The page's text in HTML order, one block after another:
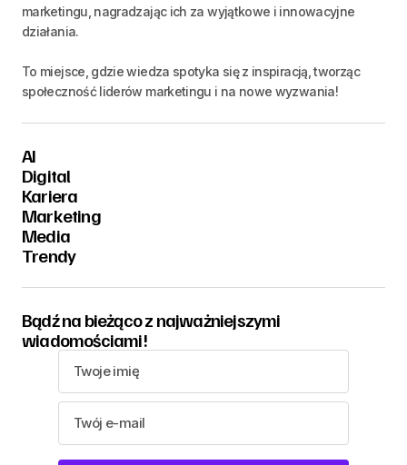
marketingu, nagradzając ich za wyjątkowe i innowacyjne
działania.
To miejsce, gdzie wiedza spotyka się z inspiracją, tworząc
społeczność liderów marketingu i na nowe wyzwania!
AI
Digital
Kariera
Marketing
Media
Trendy
Bądź na bieżąco z najważniejszymi
wiadomościami!